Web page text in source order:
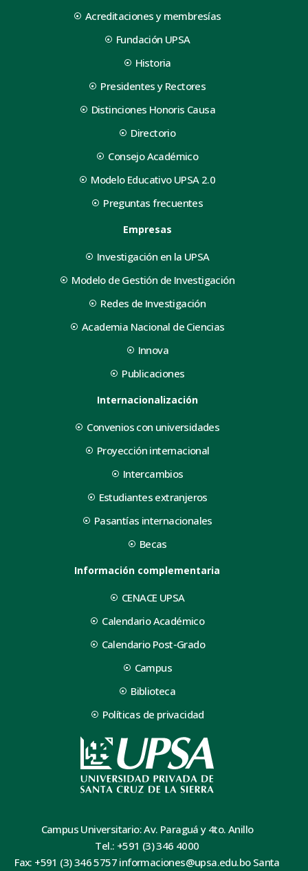
Acreditaciones y membresías
Fundación UPSA
Historia
Presidentes y Rectores
Distinciones Honoris Causa
Directorio
Consejo Académico
Modelo Educativo UPSA 2.0
Preguntas frecuentes
Empresas
Investigación en la UPSA
Modelo de Gestión de Investigación
Redes de Investigación
Academia Nacional de Ciencias
Innova
Publicaciones
Internacionalización
Convenios con universidades
Proyección internacional
Intercambios
Estudiantes extranjeros
Pasantías internacionales
Becas
Información complementaria
CENACE UPSA
Calendario Académico
Calendario Post-Grado
Campus
Biblioteca
Políticas de privacidad
Campus Universitario: Av. Paraguá y 4to. Anillo
Tel.: +591 (3) 346 4000
Fax: +591 (3) 346 5757 informaciones@upsa.edu.bo Santa